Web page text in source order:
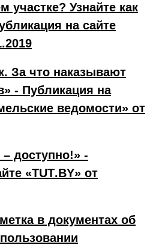
участке? Узнайте как
на сайте
За что наказывают
- Публикация на
ведомости» от
доступно!» -
«TUT.BY» от
в документах об